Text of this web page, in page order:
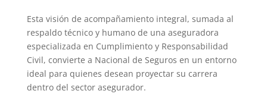
Esta visión de acompañamiento integral, sumada al
respaldo técnico y humano de una aseguradora
especializada en Cumplimiento y Responsabilidad
Civil, convierte a Nacional de Seguros en un entorno
ideal para quienes desean proyectar su carrera
dentro del sector asegurador.